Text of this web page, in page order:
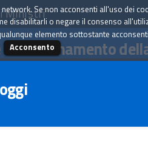
Ministri
coordinamento
Se non acconsenti all'uso dei
disabilitarli o negare il consenso
elemento sottostante
Acconsento